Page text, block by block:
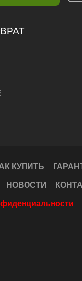
КУПИТЬ
НОВОСТИ